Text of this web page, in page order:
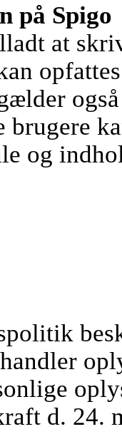
på Spigo
at
brugere
og
d. 24.